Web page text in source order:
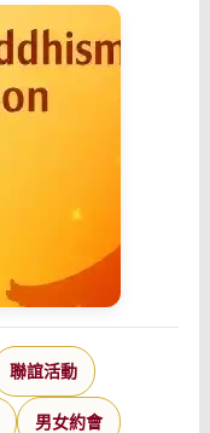
聯誼活動
男女約會